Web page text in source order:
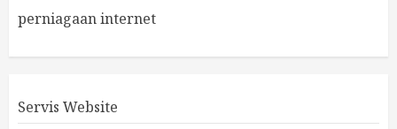
perniagaan internet
Servis Website